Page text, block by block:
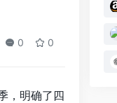
0 0
，明确了四